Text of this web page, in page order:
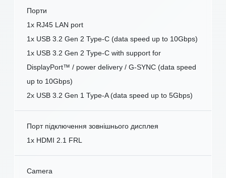
Порти
1x RJ45 LAN port
1x USB 3.2 Gen 2 Type-C (data speed up to 10Gbps)
1x USB 3.2 Gen 2 Type-C with support for
DisplayPort™ / power delivery / G-SYNC (data speed
up to 10Gbps)
2x USB 3.2 Gen 1 Type-A (data speed up to 5Gbps)
Порт підключення зовнішнього дисплея
1x HDMI 2.1 FRL
Camera